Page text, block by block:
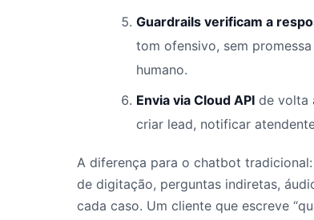
Guardrails verificam a
tom ofensivo, sem
humano.
Envia via Cloud API de volta
criar lead, notificar
A diferença para o chatbot
de digitação, perguntas indiretas,
cada caso. Um cliente que escreve